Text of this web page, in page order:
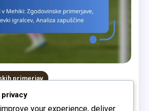
primerjav
Zgodovinske primerjave,
your experience, deliver